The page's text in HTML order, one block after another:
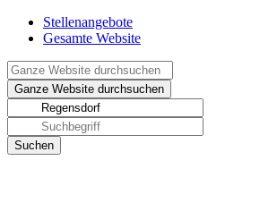
Stellenangebote
Gesamte Website